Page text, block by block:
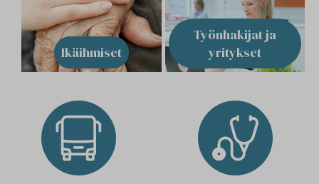
Ikäihmiset
Työnhakijat ja
yritykset